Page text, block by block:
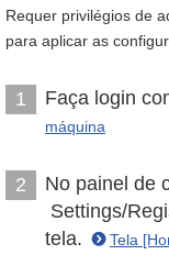
Requer privilégios de
para aplicar as
1 Faça login
máquina
2
No painel de
Settings/
tela.
Tela